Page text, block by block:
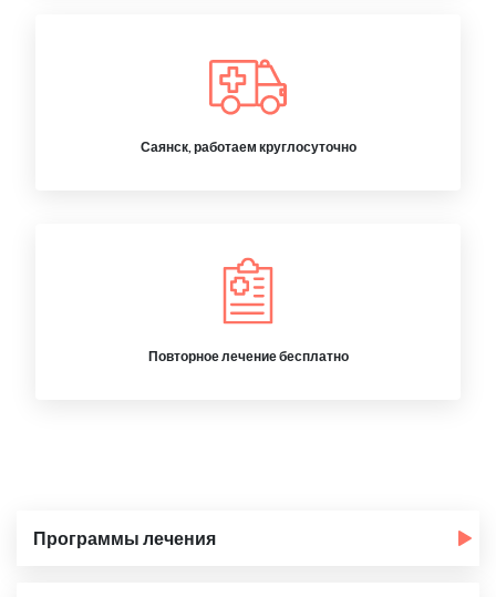
Саянск, работаем круглосуточно
Повторное лечение бесплатно
Программы лечения